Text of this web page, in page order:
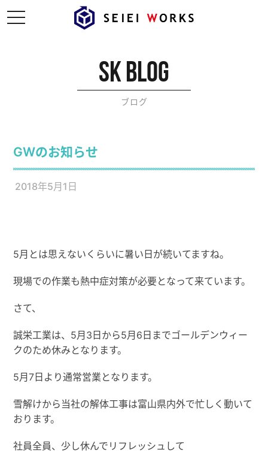
t
o
n
sk blog
ブログ
GWのお知らせ
2018年5月1日
5月とは思えないくらいに暑い日が続いてますね。
現場での作業も熱中症対策が必要となって来ています。
さて、
誠栄工業は、5月3日から5月6日までゴールデンウィー
クのため休みとなります。
5月7日より通常営業となります。
雪解けから当社の解体工事は富山県内外で忙しく動いて
おります。
社員全員、少し休んでリフレッシュして